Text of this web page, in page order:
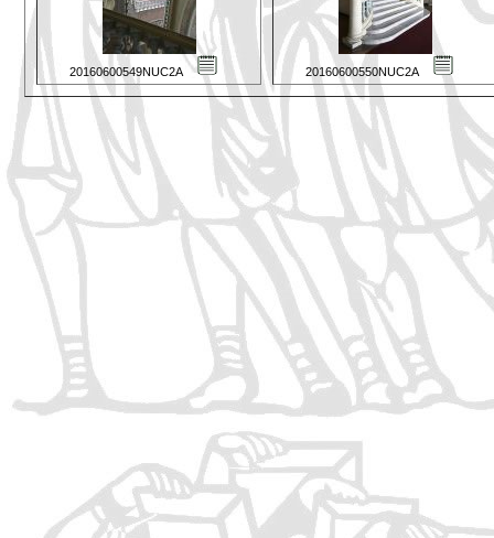
20160600549NUC2A 20160600550NUC2A